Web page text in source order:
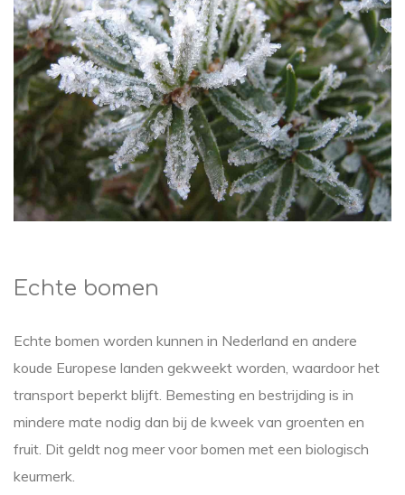
Echte bomen
Echte bomen worden kunnen in Nederland en andere
koude Europese landen gekweekt worden, waardoor het
transport beperkt blijft. Bemesting en bestrijding is in
mindere mate nodig dan bij de kweek van groenten en
fruit. Dit geldt nog meer voor bomen met een biologisch
keurmerk.